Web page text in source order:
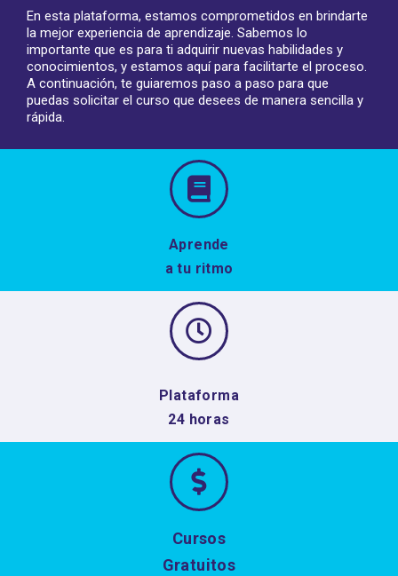
En esta plataforma, estamos comprometidos en brindarte
la mejor experiencia de aprendizaje. Sabemos lo
importante que es para ti adquirir nuevas habilidades y
conocimientos, y estamos aquí para facilitarte el proceso.
A continuación, te guiaremos paso a paso para que
puedas solicitar el curso que desees de manera sencilla y
rápida.
Aprende
a tu ritmo
Plataforma
24 horas
Cursos
Gratuitos